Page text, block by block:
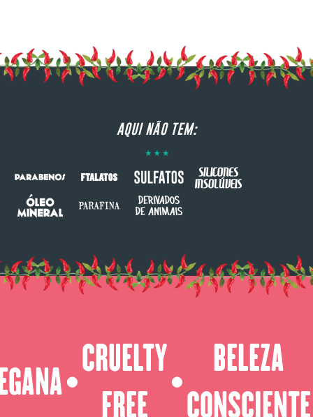
AQUI NÃO TEM:
⬤
CRUELTY
FREE
⬤
BELEZA
CONSCIENTE